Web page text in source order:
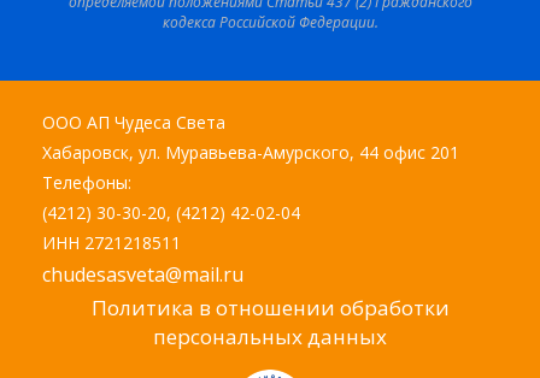
кодекса Российской Федерации.
ООО АП Чудеса Света
Хабаровск, ул. Муравьева-Амурского, 44 офис 201
Телефоны:
(4212) 30-30-20, (4212) 42-02-04
ИНН 2721218511
chudesasveta@mail.ru
Политика в отношении обработки
персональных данных